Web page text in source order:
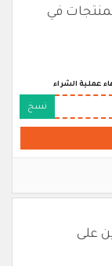
في
عملية الشراء
نسخ
على